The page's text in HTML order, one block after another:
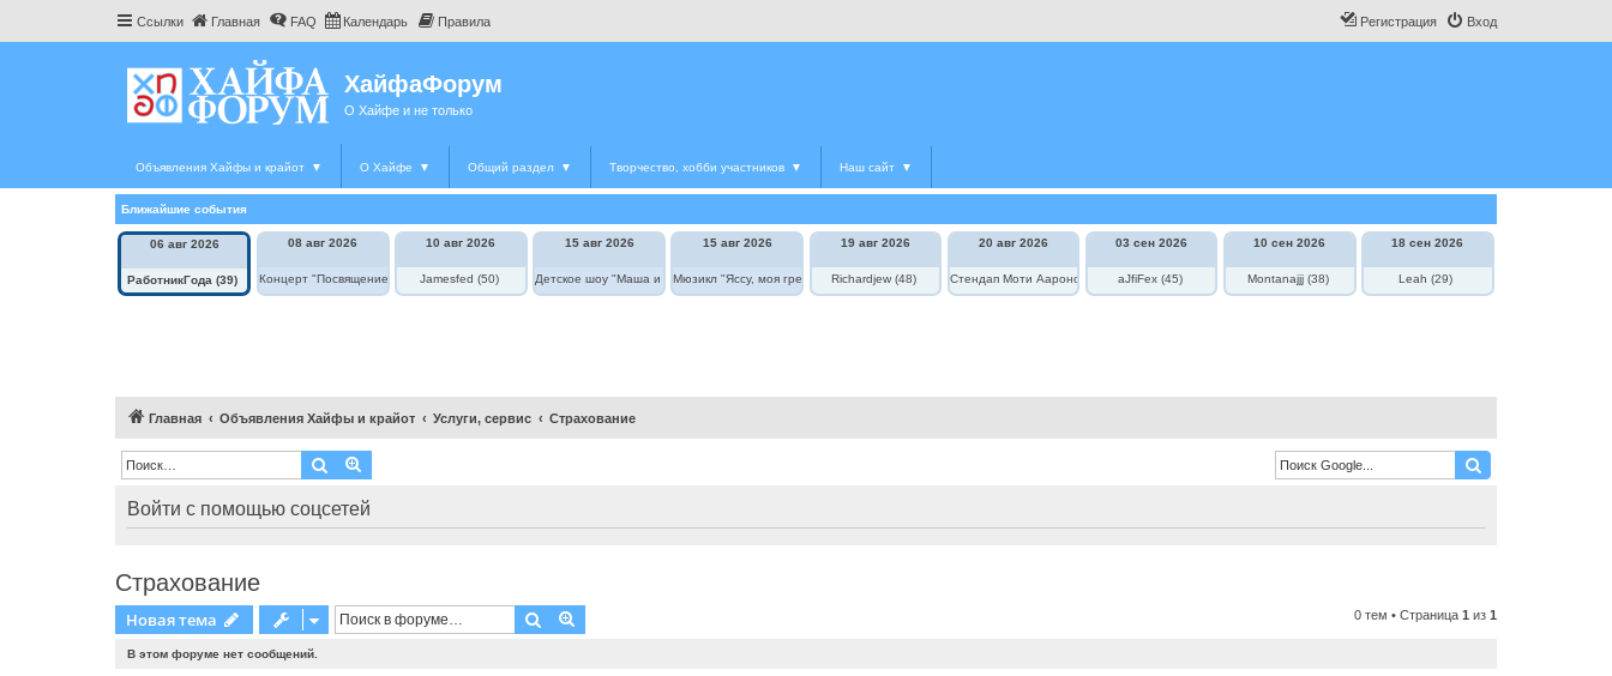
Ссылки Главная FAQ Календарь Правила Вход
Регистрация
ХайфаФорум
О Хайфе и не только
Объявления Хайфы и крайот ▼ О Хайфе ▼ Общий раздел ▼ Творчество, хобби участников ▼ Наш сайт ▼
Ближайшие события
06 авг 2026
РаботникГода (39)
08 авг 2026
Концерт "Посвящение Элле Фицджеральд"
10 авг 2026
Jamesfed (50)
15 авг 2026
Детское шоу "Маша и Медведь в цирке"
15 авг 2026
Мюзикл "Яссу, моя греческая любовь"
19 авг 2026
Richardjew (48)
20 авг 2026
Стендап Моти Аароновича
03 сен 2026
aJfiFex (45)
10 сен 2026
Montanajjj (38)
18 сен 2026
Leah (29)
Главная Объявления Хайфы и крайот Услуги, сервис Страхование
Поиск
Войти с помощью соцсетей
Страхование
Новая тема Поиск 0 тем • Страница 1 из 1
В этом форуме нет сообщений.